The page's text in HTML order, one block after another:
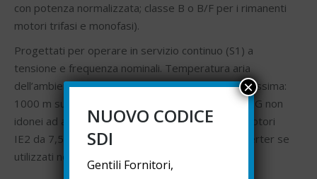
con potenza normalizzata; classe B o B/F per i rimanenti
motori trifasi e monofasi).
Progettati per operare in servizio continuo (S1) a
tensione e frequenza nominali. Temperatura aria
dell’ambiente di lavoro: -15 ÷ +40°C. Altitudine massima:
1000 m sul livello del mare. I motori CHT-A, CHT-G non
idonei ad ambienti con pericolo di esplosione. I motori
IE2 da 7,5 kW dovranno essere alimentati da inverter se
utilizzati nello Spazio Economico Europeo.
NUOVO CODICE
SDI
Gentili Fornitori,
×